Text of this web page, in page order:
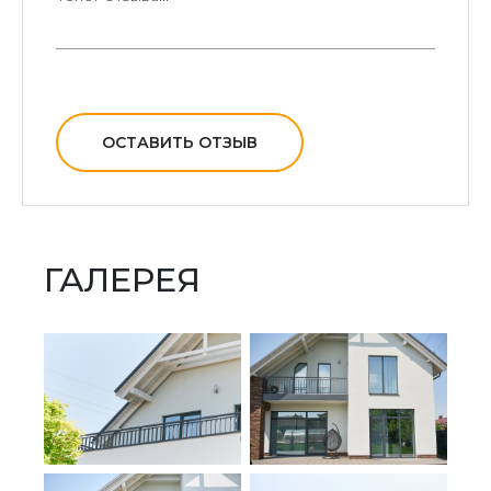
Такие конструкции полностью справляются с
функцией надежного ограждения, при этом не
выглядят массивными и громоздкими.
Долгий срок службы.
Сохранение формы и качества покрытия, несмотря
ОСТАВИТЬ ОТЗЫВ
ГАЛЕРЕЯ